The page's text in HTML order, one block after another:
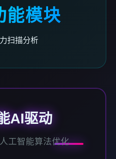
能模块
扫描分析
AI驱动
工智能算法优化